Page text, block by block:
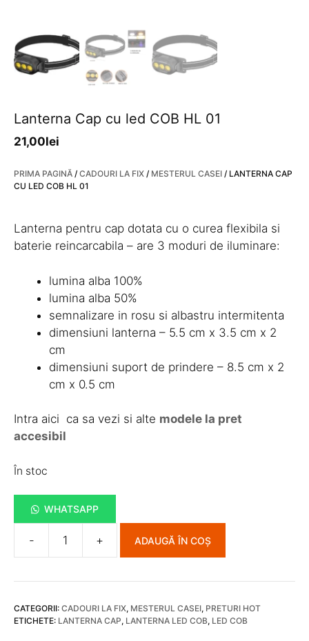
Lanterna Cap cu led COB HL 01
21,00lei
PRIMA PAGINĂ / CADOURI LA FIX / MESTERUL CASEI / LANTERNA CAP
CU LED COB HL 01
Lanterna pentru cap dotata cu o curea flexibila si
baterie reincarcabila – are 3 moduri de iluminare:
lumina alba 100%
lumina alba 50%
semnalizare in rosu si albastru intermitenta
dimensiuni lanterna – 5.5 cm x 3.5 cm x 2
cm
dimensiuni suport de prindere – 8.5 cm x 2
cm x 0.5 cm
Intra aici ca sa vezi si alte modele la pret
accesibil
În stoc
WHATSAPP
-
Cantitate
Cap
led
+ ADAUGĂ ÎN COȘ
CATEGORII: CADOURI LA FIX, MESTERUL CASEI, PRETURI HOT
ETICHETE: LANTERNA CAP, LANTERNA LED COB, LED COB